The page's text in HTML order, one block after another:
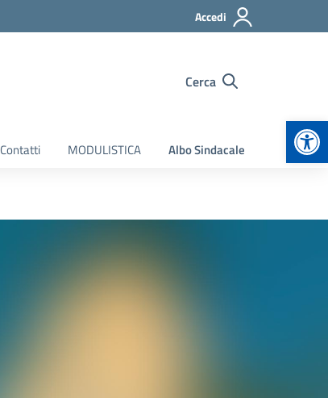
Accedi
Cerca
Contatti MODULISTICA Albo Sindacale